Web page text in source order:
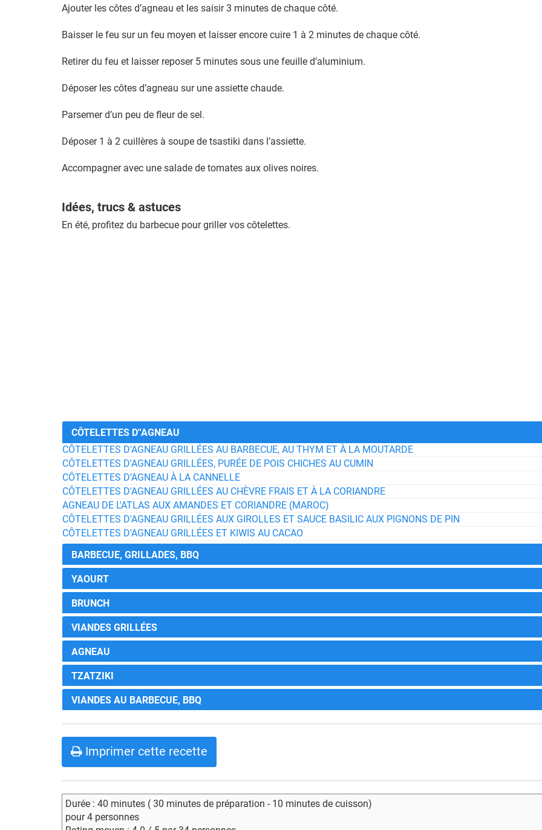
Ajouter les côtes d’agneau et les saisir 3 minutes de chaque côté.
Baisser le feu sur un feu moyen et laisser encore cuire 1 à 2 minutes de chaque côté.
Retirer du feu et laisser reposer 5 minutes sous une feuille d’aluminium.
Déposer les côtes d’agneau sur une assiette chaude.
Parsemer d’un peu de fleur de sel.
Déposer 1 à 2 cuillères à soupe de tsastiki dans l’assiette.
Accompagner avec une salade de tomates aux olives noires.
Idées, trucs & astuces
En été, profitez du barbecue pour griller vos côtelettes.
CÔTELETTES D''AGNEAU
CÔTELETTES D'AGNEAU GRILLÉES AU BARBECUE, AU THYM ET À LA MOUTARDE
CÔTELETTES D'AGNEAU GRILLÉES, PURÉE DE POIS CHICHES AU CUMIN
CÔTELETTES D’AGNEAU À LA CANNELLE
CÔTELETTES D'AGNEAU GRILLÉES AU CHÈVRE FRAIS ET À LA CORIANDRE
AGNEAU DE L'ATLAS AUX AMANDES ET CORIANDRE (MAROC)
CÔTELETTES D'AGNEAU GRILLÉES AUX GIROLLES ET SAUCE BASILIC AUX PIGNONS DE PIN
CÔTELETTES D'AGNEAU GRILLÉES ET KIWIS AU CACAO
BARBECUE, GRILLADES, BBQ
YAOURT
BRUNCH
VIANDES GRILLÉES
AGNEAU
TZATZIKI
VIANDES AU BARBECUE, BBQ
Imprimer cette recette
Durée : 40 minutes ( 30 minutes de préparation - 10 minutes de cuisson)
pour 4 personnes